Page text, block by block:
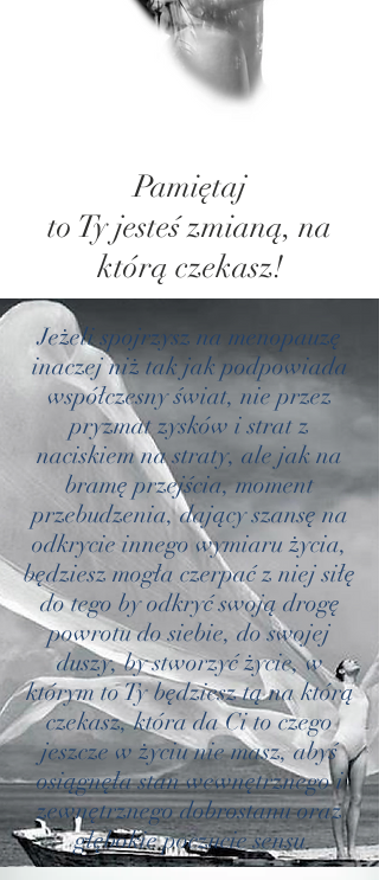
Pamiętaj
to Ty jesteś zmianą, na
którą czekasz!
Jeżeli spojrzysz na menopauzę
inaczej niż tak jak podpowiada
współczesny świat, nie przez
pryzmat zysków i strat z
naciskiem na straty, ale jak na
bramę przejścia, moment
przebudzenia, dający szansę na
odkrycie innego wymiaru życia,
będziesz mogła czerpać z niej siłę
do tego by odkryć swoją drogę
powrotu do siebie, do swojej
duszy, by stworzyć życie, w
którym to Ty będziesz tą na którą
czekasz, która da Ci to czego
jeszcze w życiu nie masz, abyś
osiągnęła stan wewnętrznego i
zewnętrznego dobrostanu oraz
głębokie poczucie sensu